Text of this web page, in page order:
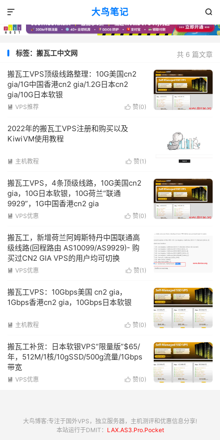
大鸟笔记 

共 6 篇文章
标签：搬瓦工中文网
搬瓦工VPS顶级线路整理：10G美国cn2
gia/1G中国香港cn2 gia/1.2G日本cn2
gia/10G日本软银
 赞(0)
 VPS推荐
2022年的搬瓦工VPS注册和购买以及
KiwiVM使用教程
 赞(1 )
 主机教程
搬瓦工VPS，4条顶级线路，10G美国cn2
gia，10G日本软银，10G荷兰“联通
9929”，1G中国香港cn2 gia
 赞(0)
 VPS优惠
搬瓦工，新增荷兰阿姆斯特丹中国联通高
级线路(回程路由 AS10099/AS9929)- 购
买过CN2 GIA VPS的用户均可切换
 赞(1 )
 VPS优惠
搬瓦工VPS：10Gbps美国 cn2 gia，
1Gbps香港cn2 gia，10Gbps日本软银
 赞(0)
 主机教程
搬瓦工补货：日本软银VPS“限量版”$65/
年，512M/1核/10gSSD/500g流量/1Gbps
带宽
 赞(0)
 VPS优惠
大鸟博客:专注于国外VPS，独立服务器，主机测评和优惠信息分享!
本站运行于DMIT： LAX.AS3.Pro.Pocket